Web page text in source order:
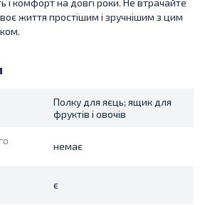
і комфорт на довгі роки. Не втрачайте
життя простішим і зручнішим з цим
Полку для яєць; ящик для
фруктів і овочів
немає
є